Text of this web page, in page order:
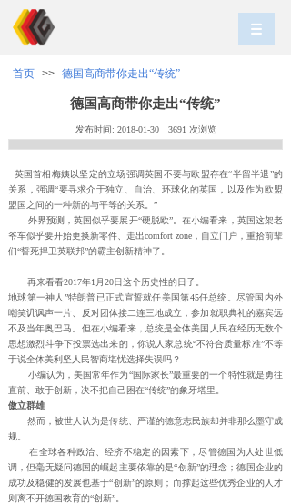
首页 >> 德国高商带你走出“传统”
德国高商带你走出“传统”
发布时间: 2018-01-30 3691 次浏览
英国首相梅姨以坚定的立场强调英国不要与欧盟存在“半留半退”的
关系，强调“要寻求介于独立、自治、环球化的英国，以及作为欧盟
盟国之间的一种新的与平等的关系。”
外界预测，英国似乎要展开“硬脱欧”。在小编看来，英国这架老
爷车似乎要开始更换新零件、走出comfort zone，自立门户，重拾前辈
们“誓死捍卫英联邦”的霸主创新精神了。
再来看看2017年1月20日这个历史性的日子。
地球第一神人”特朗普已正式宣誓就任美国第45任总统。尽管国内外
嘲笑讥讽声一片、反对团体接二连三地成立，参加就职典礼的嘉宾远
不及当年奥巴马。但在小编看来，总统是全体美国人民在经历无数个
思想激烈斗争下投票选出来的，你说人家总统“不符合质量标准”不等
于说全体美利坚人民智商堪忧选择失误吗？
小编认为，美国常年作为“国际家长”最重要的一个特性就是勇往
直前、敢于创新，决不把自己困在“传统”的象牙塔里。
傲立群雄
然而，被世人认为是传统、严谨的德意志民族却并非那么墨守成
规。
在全球各种政治、经济不稳定的因素下，尽管德国为人处世低
调，但毫无疑问德国的崛起主要依靠的是“创新”的理念；德国企业的
成功及稳健的发展也基于“创新”的原则；而撑起这些优秀企业的人才
则离不开德国教育的“创新”。